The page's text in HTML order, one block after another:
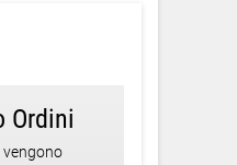
Ordini
vengono